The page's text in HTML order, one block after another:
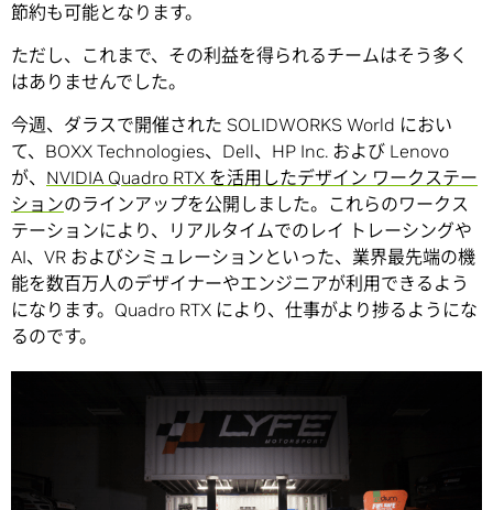
節約も可能となります。
ただし、これまで、その利益を得られるチームはそう多く
はありませんでした。
今週、ダラスで開催された SOLIDWORKS World におい
て、BOXX Technologies、Dell、HP Inc. および Lenovo
が、 NVIDIA Quadro RTX を活用したデザイン ワークステー
ションのラインアップを公開しました。これらのワークス
テーションにより、リアルタイムでのレイ トレーシングや
AI、VR およびシミュレーションといった、業界最先端の機
能を数百万人のデザイナーやエンジニアが利用できるよう
になります。Quadro RTX により、仕事がより捗るようにな
るのです。